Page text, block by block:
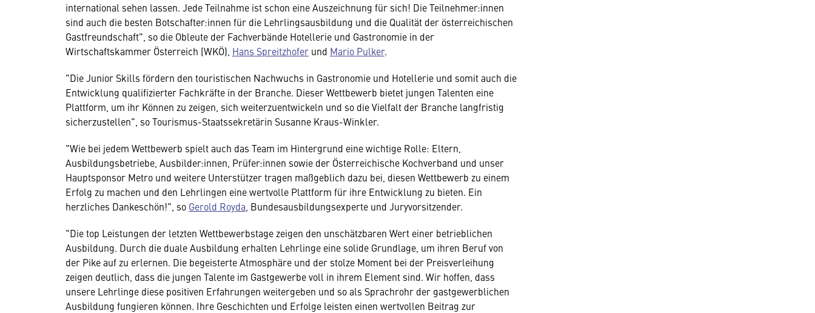
international sehen lassen. Jede Teilnahme ist schon eine Auszeichnung für sich! Die Teilnehmer:innen
sind auch die besten Botschafter:innen für die Lehrlingsausbildung und die Qualität der österreichischen
Gastfreundschaft", so die Obleute der Fachverbände Hotellerie und Gastronomie in der
Wirtschaftskammer Österreich (WKÖ), Hans Spreitzhofer und Mario Pulker.
"Die Junior Skills fördern den touristischen Nachwuchs in Gastronomie und Hotellerie und somit auch die
Entwicklung qualifizierter Fachkräfte in der Branche. Dieser Wettbewerb bietet jungen Talenten eine
Plattform, um ihr Können zu zeigen, sich weiterzuentwickeln und so die Vielfalt der Branche langfristig
sicherzustellen", so Tourismus-Staatssekretärin Susanne Kraus-Winkler.
"Wie bei jedem Wettbewerb spielt auch das Team im Hintergrund eine wichtige Rolle: Eltern,
Ausbildungsbetriebe, Ausbilder:innen, Prüfer:innen sowie der Österreichische Kochverband und unser
Hauptsponsor Metro und weitere Unterstützer tragen maßgeblich dazu bei, diesen Wettbewerb zu einem
Erfolg zu machen und den Lehrlingen eine wertvolle Plattform für ihre Entwicklung zu bieten. Ein
herzliches Dankeschön!", so Gerold Royda , Bundesausbildungsexperte und Juryvorsitzender.
"Die top Leistungen der letzten Wettbewerbstage zeigen den unschätzbaren Wert einer betrieblichen
Ausbildung. Durch die duale Ausbildung erhalten Lehrlinge eine solide Grundlage, um ihren Beruf von
der Pike auf zu erlernen. Die begeisterte Atmosphäre und der stolze Moment bei der Preisverleihung
zeigen deutlich, dass die jungen Talente im Gastgewerbe voll in ihrem Element sind. Wir hoffen, dass
unsere Lehrlinge diese positiven Erfahrungen weitergeben und so als Sprachrohr der gastgewerblichen
Ausbildung fungieren können. Ihre Geschichten und Erfolge leisten einen wertvollen Beitrag zur